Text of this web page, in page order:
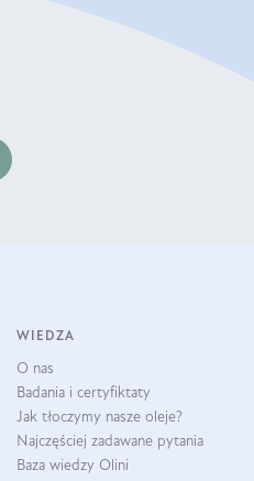
WIEDZA
O nas
Badania i certyfiktaty
Jak tłoczymy nasze oleje?
Najczęściej zadawane pytania
Baza wiedzy Olini